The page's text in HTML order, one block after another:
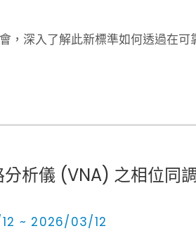
，深入了解此新標準如何透過在
析儀 (VNA) 之相位同
~ 2026/03/12